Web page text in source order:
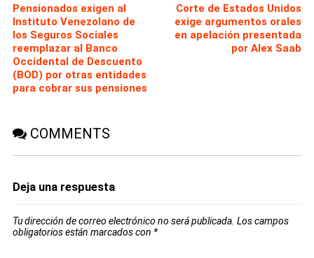
Pensionados exigen al
Instituto Venezolano de
los Seguros Sociales
reemplazar al Banco
Occidental de Descuento
(BOD) por otras entidades
para cobrar sus pensiones
Corte de Estados Unidos
exige argumentos orales
en apelación presentada
por Alex Saab
COMMENTS
Deja una respuesta
Tu dirección de correo electrónico no será publicada. Los campos
obligatorios están marcados con *